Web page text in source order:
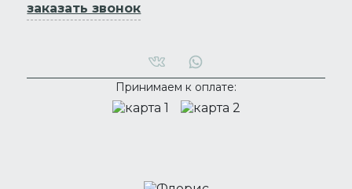
Принимаем к оплате:
заказать звонок